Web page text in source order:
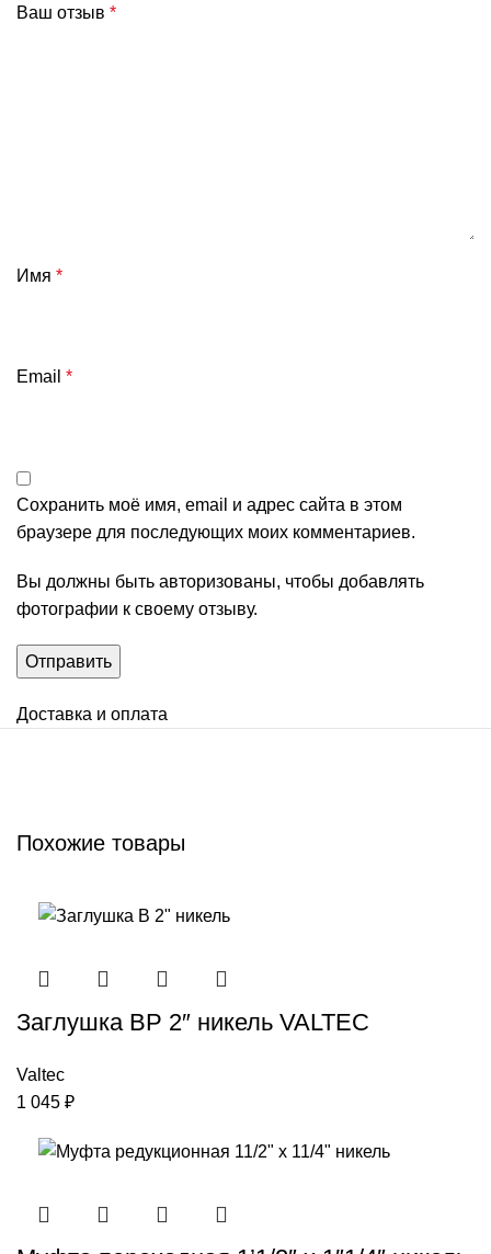
Ваш отзыв *
Имя *
Email *
Сохранить моё имя, email и адрес сайта в этом
браузере для последующих моих комментариев.
Вы должны быть авторизованы, чтобы добавлять
фотографии к своему отзыву.
Доставка и оплата
Похожие товары
Заглушка ВР 2″ никель VALTEC
Valtec
1 045 ₽